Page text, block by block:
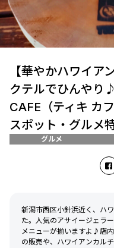
【華やかハワイア
クテルでひんやり
CAFE（ティキ カ
スポット・グルメ
グルメ
新潟市西区小針浜近く、ハ
た。人気のアサイージェラ
メニューが揃いますよ♪店
の販売や、ハワイアンカル